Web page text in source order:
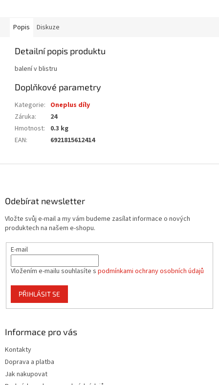
Popis Diskuze
Detailní popis produktu
balení v blistru
Doplňkové parametry
Kategorie: Oneplus díly
Záruka:
24
Hmotnost:
0.3 kg
EAN: 6921815612414
Odebírat newsletter
Vložte svůj e-mail a my vám budeme zasílat informace o nových
produktech na našem e-shopu.
E-mail
Vložením e-mailu souhlasíte s podmínkami ochrany osobních údajů
PŘIHLÁSIT SE
Informace pro vás
Kontakty
Doprava a platba
Jak nakupovat